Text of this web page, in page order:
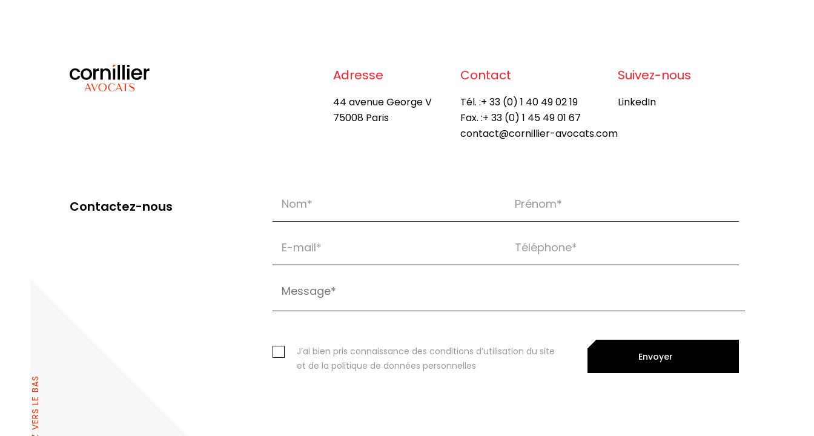
Adresse
44 avenue George V
75008 Paris
Contact
Tél. :+ 33 (0) 1 40 49 02 19
Fax. :+ 33 (0) 1 45 49 01 67
contact@cornillier-avocats.com
Suivez-nous
LinkedIn
Contactez-nous
J’ai bien pris connaissance des conditions d’utilisation du site
et de la politique de données personnelles
Envoyer